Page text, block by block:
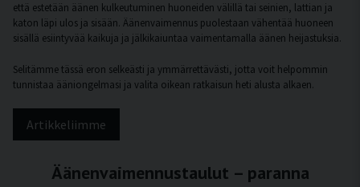
että estetään äänen kulkeutuminen huoneiden välillä tai seinien, lattian ja
katon läpi ulos ja sisään. Äänenvaimennus puolestaan vähentää huoneen
sisällä esiintyvää kaikuja ja jälkikaiuntaa vaimentamalla äänen heijastuksia.
Selitämme tässä eron selkeästi ja ymmärrettävästi, jotta voit helpommin
tunnistaa ääniongelmasi ja valita oikean ratkaisun heti alusta alkaen.
Artikkeliimme
Äänenvaimennustaulut – paranna